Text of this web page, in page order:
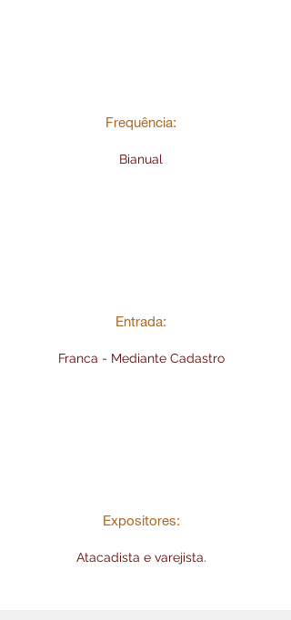
Frequência:
Bianual
Entrada:
Franca - Mediante Cadastro
Expositores:
Atacadista e varejista.